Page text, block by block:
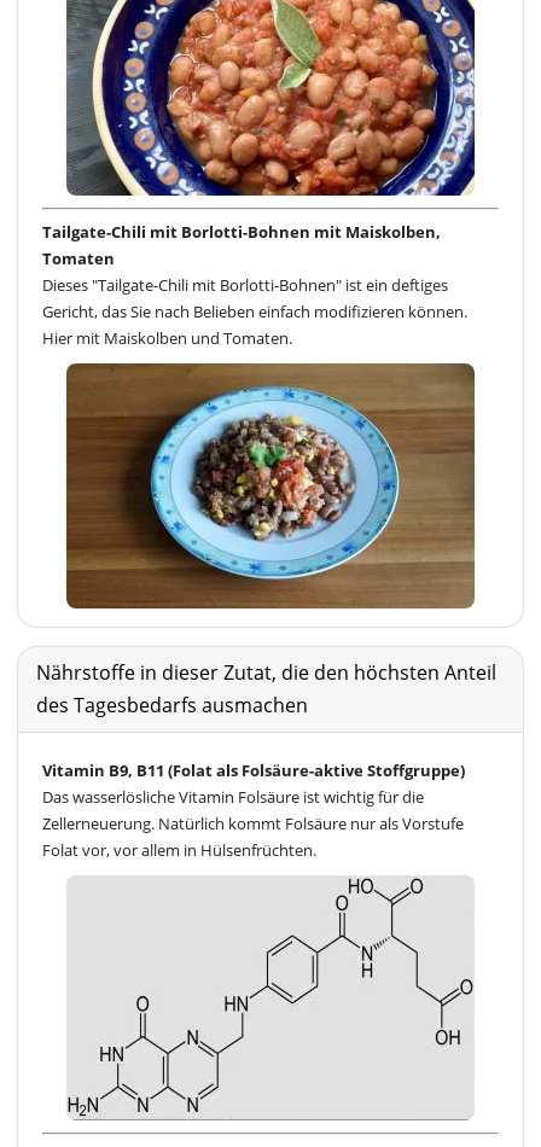
Tailgate-Chili mit Borlotti-Bohnen mit Maiskolben,
Tomaten
Dieses "Tailgate-Chili mit Borlotti-Bohnen" ist ein deftiges
Gericht, das Sie nach Belieben einfach modifizieren können.
Hier mit Maiskolben und Tomaten.
Nährstoffe in dieser Zutat, die den höchsten Anteil
des Tagesbedarfs ausmachen
Vitamin B9, B11 (Folat als Folsäure-aktive Stoffgruppe)
Das wasserlösliche Vitamin Folsäure ist wichtig für die
Zellerneuerung. Natürlich kommt Folsäure nur als Vorstufe
Folat vor, vor allem in Hülsenfrüchten.